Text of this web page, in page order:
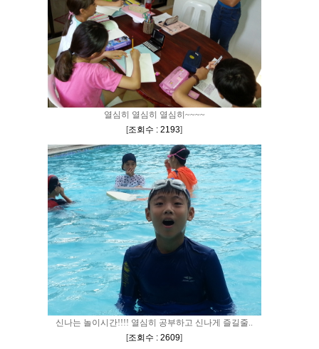
열심히 열심히 열심히~~~~
[조회수 : 2193]
신나는 놀이시간!!!! 열심히 공부하고 신나게 즐길줄..
[조회수 : 2609]